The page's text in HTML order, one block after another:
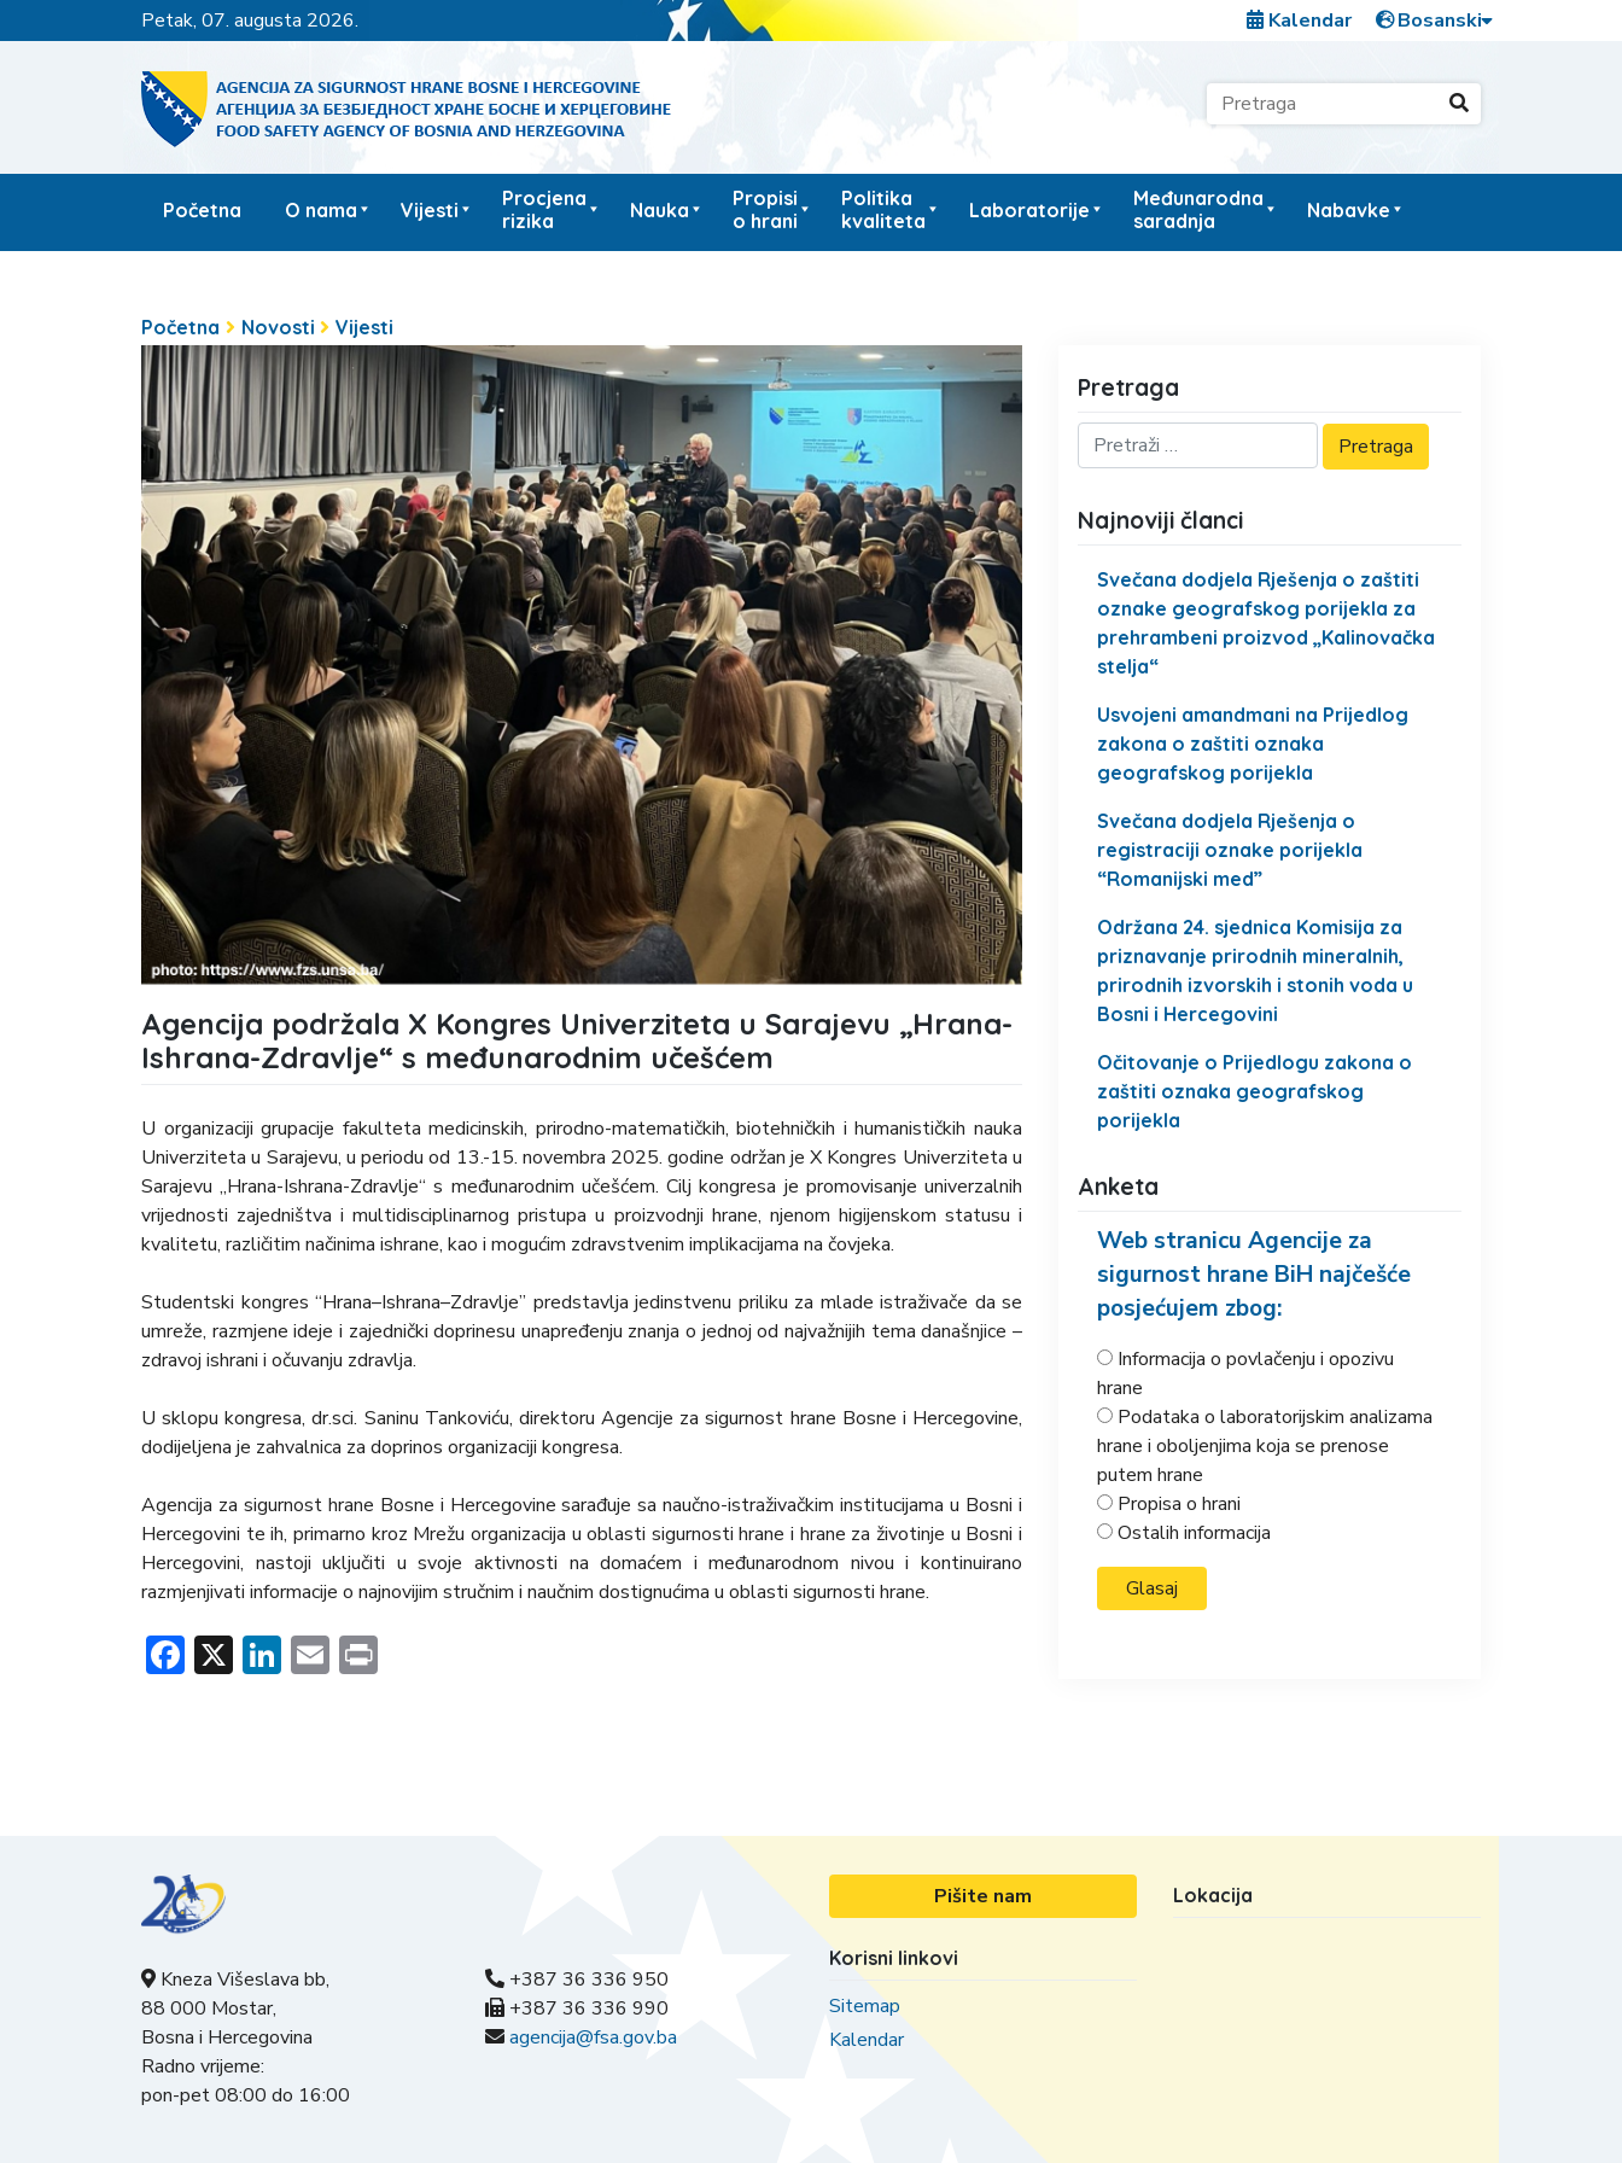
petak, 07. augusta 2026. Kalendar
Početna O nama Vijesti
Procjena
rizika
Nauka
Propisi
o hrani
Politika
kvaliteta
Laboratorije
Međunarodna
saradnja
Nabavke
Početna Novosti Vijesti
Agencija podržala X Kongres Univerziteta u Sarajevu „Hrana-
Ishrana-Zdravlje“ s međunarodnim učešćem
U organizaciji grupacije fakulteta medicinskih, prirodno-matematičkih, biotehničkih i humanističkih nauka
Univerziteta u Sarajevu, u periodu od 13.-15. novembra 2025. godine održan je X Kongres Univerziteta u
Sarajevu „Hrana-Ishrana-Zdravlje“ s međunarodnim učešćem. Cilj kongresa je promovisanje univerzalnih
vrijednosti zajedništva i multidisciplinarnog pristupa u proizvodnji hrane, njenom higijenskom statusu i
kvalitetu, različitim načinima ishrane, kao i mogućim zdravstvenim implikacijama na čovjeka.
Studentski kongres “Hrana–Ishrana–Zdravlje” predstavlja jedinstvenu priliku za mlade istraživače da se
umreže, razmjene ideje i zajednički doprinesu unapređenju znanja o jednoj od najvažnijih tema današnjice –
zdravoj ishrani i očuvanju zdravlja.
U sklopu kongresa, dr.sci. Saninu Tankoviću, direktoru Agencije za sigurnost hrane Bosne i Hercegovine,
dodijeljena je zahvalnica za doprinos organizaciji kongresa.
Agencija za sigurnost hrane Bosne i Hercegovine sarađuje sa naučno-istraživačkim institucijama u Bosni i
Hercegovini te ih, primarno kroz Mrežu organizacija u oblasti sigurnosti hrane i hrane za životinje u Bosni i
Hercegovini, nastoji uključiti u svoje aktivnosti na domaćem i međunarodnom nivou i kontinuirano
razmjenjivati informacije o najnovijim stručnim i naučnim dostignućima u oblasti sigurnosti hrane.
Facebook
X LinkedIn
Email
Pretraga
Najnoviji članci
Svečana dodjela Rješenja o zaštiti
oznake geografskog porijekla za
prehrambeni proizvod „Kalinovačka
stelja“
Usvojeni amandmani na Prijedlog
zakona o zaštiti oznaka
geografskog porijekla
Svečana dodjela Rješenja o
registraciji oznake porijekla
“Romanijski med”
Održana 24. sjednica Komisija za
priznavanje prirodnih mineralnih,
prirodnih izvorskih i stonih voda u
Bosni i Hercegovini
Očitovanje o Prijedlogu zakona o
zaštiti oznaka geografskog
porijekla
Anketa
Web stranicu Agencije za
sigurnost hrane BiH najčešće
posjećujem zbog:
Informacija o povlačenju i opozivu
hrane
Podataka o laboratorijskim analizama
hrane i oboljenjima koja se prenose
putem hrane
Propisa o hrani
Ostalih informacija
Kneza Višeslava bb,
88 000 Mostar,
Bosna i Hercegovina
Radno vrijeme:
pon-pet 08:00 do 16:00
+387 36 336 950
+387 36 336 990
agencija@fsa.gov.ba
Pišite nam
Korisni linkovi
Sitemap
Kalendar
Lokacija